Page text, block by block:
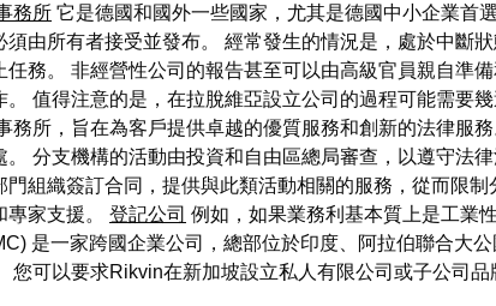
務所 它是德國和國外一些國家，尤其是德國中小企業首
由所有者接受並發布。 經常發生的情況是，處於中斷
務。 非經營性公司的報告甚至可以由高級官員親自準
值得注意的是，在拉脫維亞設立公司的過程可能需要
所，旨在為客戶提供卓越的優質服務和創新的法律服
分支機構的活動由投資和自由區總局審查，以遵守法
組織簽訂合同，提供與此類活動相關的服務，從而限
家支援。 登記公司 例如，如果業務利基本質上是工業
是一家跨國企業公司，總部位於印度、阿拉伯聯合大
可以要求Rikvin在新加坡設立私人有限公司或子公司品